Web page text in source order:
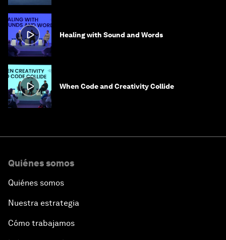
Healing with Sound and Words
When Code and Creativity Collide
Quiénes somos
Quiénes somos
Nuestra estrategia
Cómo trabajamos